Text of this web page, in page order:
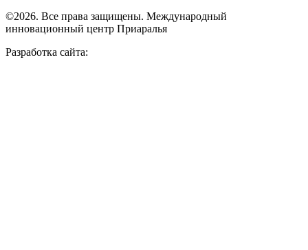
©2026. Все права защищены. Международный
инновационный центр Приаралья
Разработка сайта: